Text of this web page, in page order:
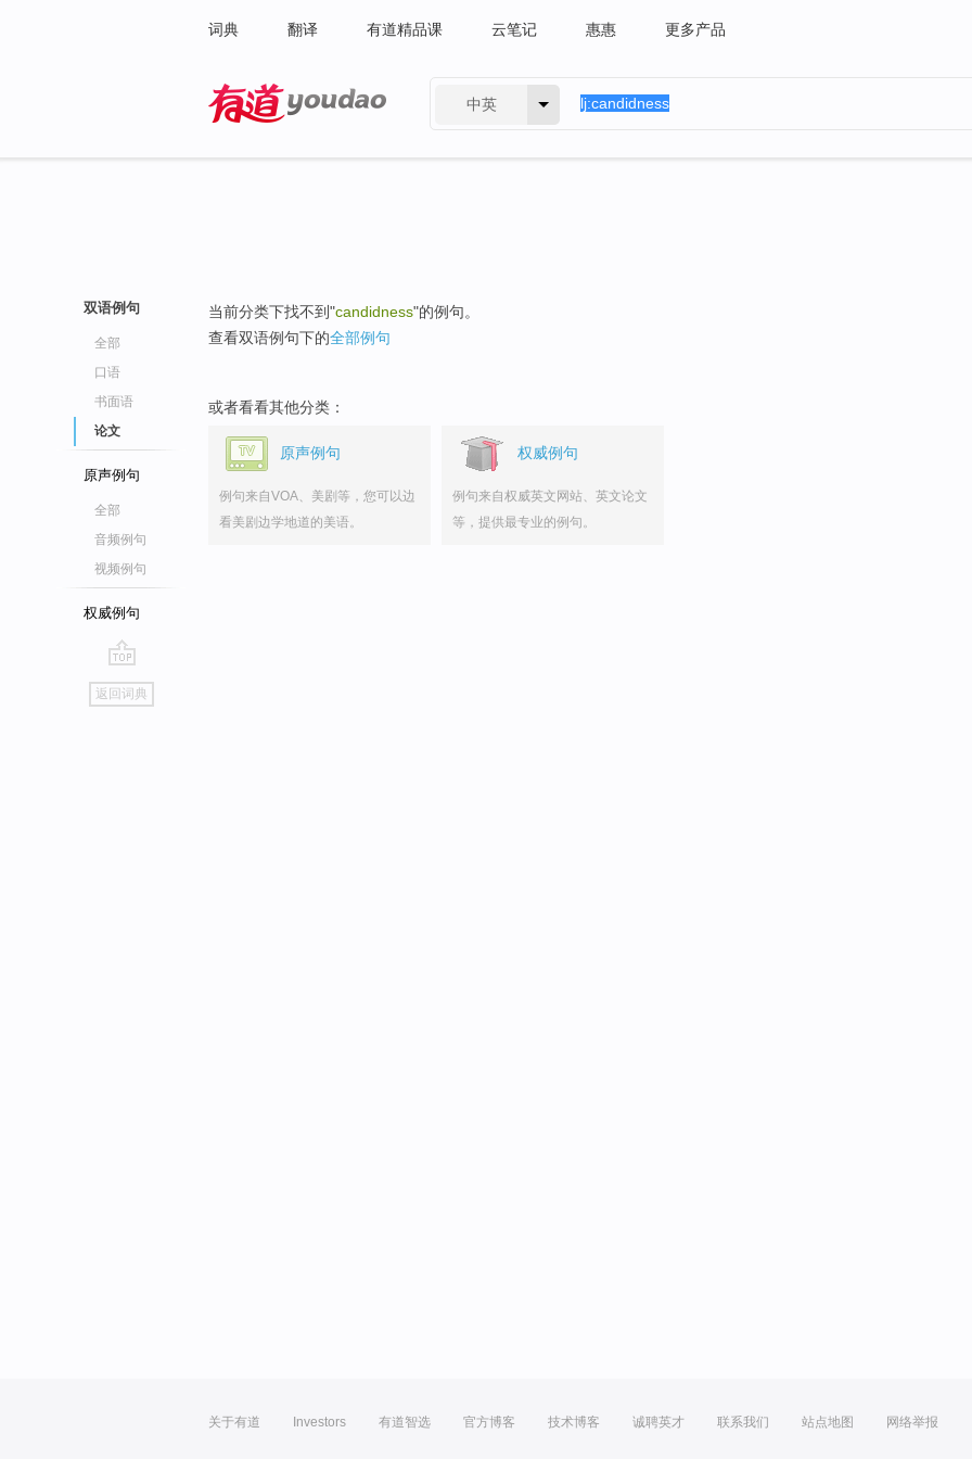
词典 翻译 有道精品课 云笔记 惠惠 更多产品
中英
双语例句
全部
口语
书面语
论文
原声例句
全部
音频例句
视频例句
权威例句
go
top
返回词典
当前分类下找不到"candidness"的例句。
查看双语例句下的全部例句
或者看看其他分类：
原声例句
例句来自VOA、美剧等，您可以边
看美剧边学地道的美语。
权威例句
例句来自权威英文网站、英文论文
等，提供最专业的例句。
关于有道 Investors 有道智选 官方博客 技术博客 诚聘英才 联系我们 站点地图 网络举报